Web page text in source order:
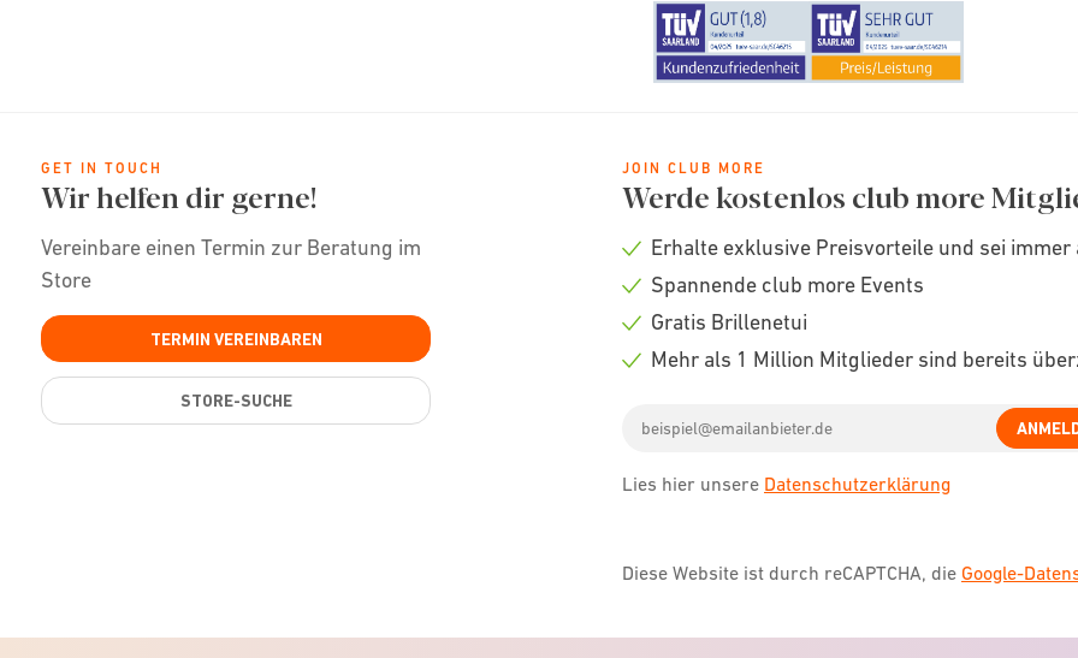
GET IN TOUCH
Wir helfen dir gerne!
Vereinbare einen Termin zur Beratung im
Store
TERMIN VEREINBAREN
STORE-SUCHE
JOIN CLUB MORE
Werde kostenlos club more
Check
Erhalte exklusive Preisvorteile und sei
Check
Spannende club more Events
Check
Gratis Brillenetui
Mehr als 1 Million Mitglieder sind bereits
address
Lies hier unsere Datenschutzerklärung
Diese Website ist durch reCAPTCHA, die Google-